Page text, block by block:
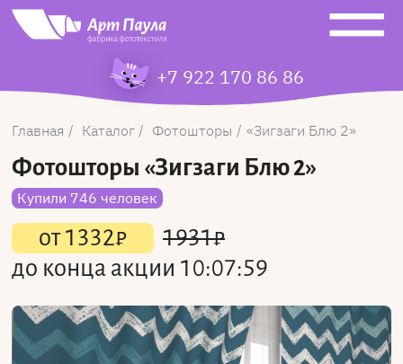
+7 922 170 86 86
Главная Каталог Фотошторы Зигзаги Блю 2
Фотошторы «Зигзаги Блю 2»
Купили 746 человек
от1332₽ 1931₽
до конца акции 10:07:59